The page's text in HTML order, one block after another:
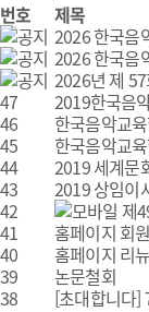
번호
제목
2026 한국음
2026 한국음
2026년 제
47
2019한국음
46
한국음악교
45
한국음악교
44
2019 세계문
43
2019 상임이
42
제
41
홈페이지 회
40
홈페이지 리
39
논문철회
38
[초대합니다]